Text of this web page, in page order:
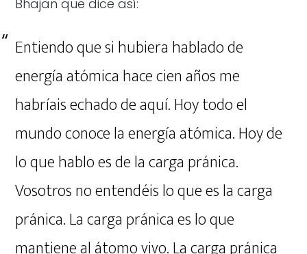
Bhajan que dice así:
Entiendo que si hubiera hablado de
energía atómica hace cien años me
habríais echado de aquí. Hoy todo el
mundo conoce la energía atómica. Hoy de
lo que hablo es de la carga pránica.
Vosotros no entendéis lo que es la carga
pránica. La carga pránica es lo que